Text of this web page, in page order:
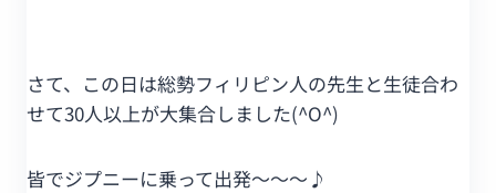
さて、この日は総勢フィリピン人の先生と生徒合わ
せて30人以上が大集合しました(^O^)
皆でジプニーに乗って出発～～～♪